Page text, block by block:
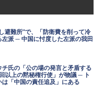
避難所"で、「防衛費を削って冷
派 ─ 中国に忖度した左派の我田
チ氏の「公の場の発言と矛盾する
以上の黙秘権行使」が物議 ─ ト
「中国の責任追及」にある